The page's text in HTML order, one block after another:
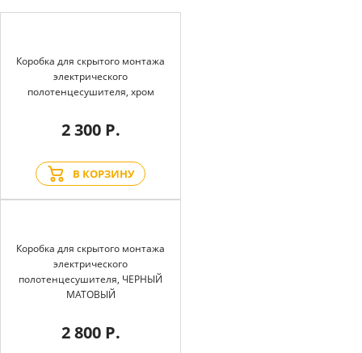
Коробка для скрытого монтажа
электрического
полотенцесушителя, хром
2 300 Р.
В КОРЗИНУ
Коробка для скрытого монтажа
электрического
полотенцесушителя, ЧЕРНЫЙ
МАТОВЫЙ
2 800 Р.